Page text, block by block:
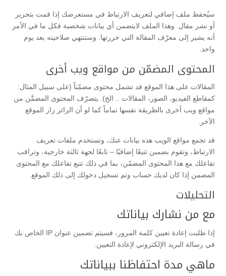
سيُحفظ ملف إضافي لتعريف الارتباط في مستعرضك إذا قمت بتحرير
أو نشر مقال. وهذا الملف لايتضمن أي بيانات شخصية فكل ما في الأمر
أنه يشير إلى معرّف المقالة التي حررتها. وستنتهي صلاحيته بعد يوم
واحد.
المحتوى المضمّن من مواقع ويب أخرى
المقالات على هذا الموقع قد تشمل محتوى مضمّناً (على سبيل المثال:
كمقاطع الفيديو، الصور، المقالات .. الخ). يتصرّف المحتوى المضمَّن من
مواقع ويب أخرى بالطريقة نفسها تماماً كما لو أن الزائر زار الموقع
الآخر.
قد تجمع مواقع الويب هذه بيانات عنك، وتستخدم ملفات تعريف
الارتباط، وتقوم بضمين تتبعًا إضافيًا – تابعًا لجهة ثالثة خارجية، وتراقب
تفاعلك مع هذا المحتوى المضمّن، بما في ذلك تتبع تفاعلك مع المحتوى
المضمن إذا كان لديك حساب وتم تسجيل دخولك إلى ذلك الموقع.
التحليلات
مع من نشارك بياناتك
إذا طلبت إعادة تعيين كلمة المرور، فسيتم تضمين عنوان IP الخاص بك
في رسالة البريد الإلكتروني لإعادة التعيين.
ماهي مدة احتفاظنا ببياناتك